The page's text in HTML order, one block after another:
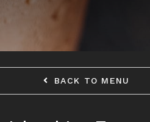
BACK TO MENU